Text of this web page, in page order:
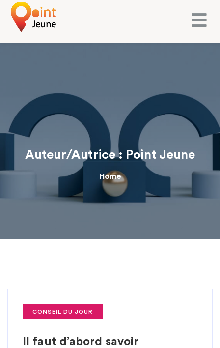
Auteur/autrice : Point Jeune
Home
CONSEIL DU JOUR
Il faut d’abord savoir